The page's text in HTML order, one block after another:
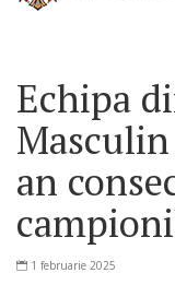
Echipa
an
1 februarie 2025